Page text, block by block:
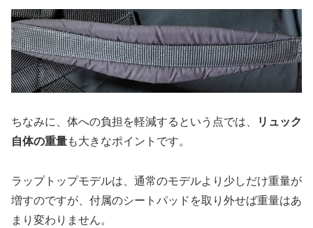
ちなみに、体への負担を軽減するという点では、
リュック
自体の重量も大きなポイントです。
ラップトップモデルは、通常のモデルより少しだけ重量が
増すのですが、付属のシートパッドを取り外せば重量はあ
まり変わりません。